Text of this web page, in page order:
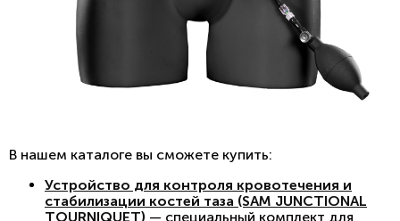
В нашем каталоге вы сможете купить:
Устройство для контроля кровотечения и
стабилизации костей таза (SAM JUNCTIONAL
TOURNIQUET) — специальный комплект для